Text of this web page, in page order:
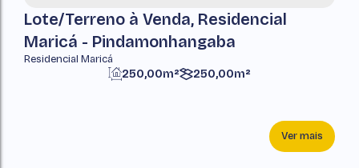
Lote/Terreno à Venda, Residencial
Maricá - Pindamonhangaba
Residencial Maricá
250,00m² 250,00m²
Ver mais